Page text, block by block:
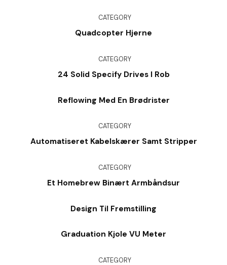
CATEGORY
Quadcopter Hjerne
CATEGORY
24 Solid Specify Drives I Rob
Reflowing Med En Brødrister
CATEGORY
Automatiseret Kabelskærer Samt Stripper
CATEGORY
Et Homebrew Binært Armbåndsur
Design Til Fremstilling
Graduation Kjole VU Meter
CATEGORY